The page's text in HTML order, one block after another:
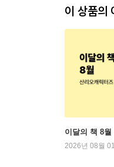
이 상품의
이달의 책 8월
2026년 08월